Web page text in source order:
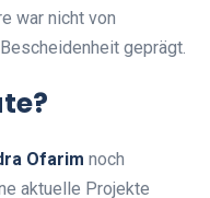
war nicht von
geprägt.
Ofarim noch
aktuelle Projekte